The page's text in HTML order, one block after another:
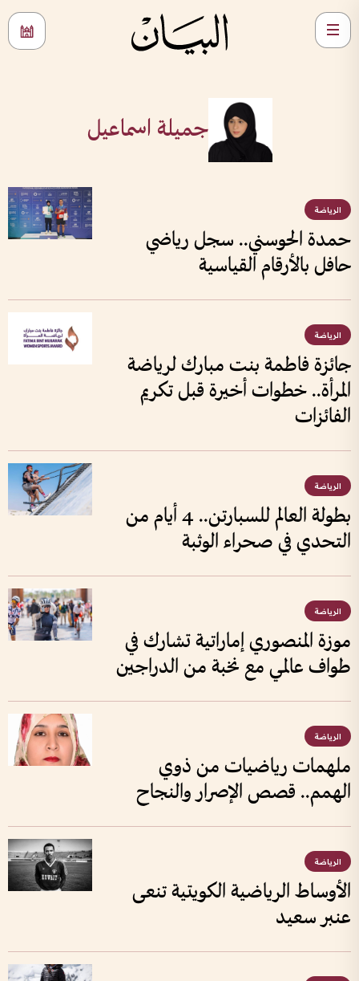
جميلة اسماعيل
الرياضة
حمدة الحوسني.. سجل رياضي
حافل بالأرقام القياسية
الرياضة
جائزة فاطمة بنت مبارك لرياضة
المرأة.. خطوات أخيرة قبل تكريم
الفائزات
الرياضة
بطولة العالم للسبارتن.. 4 أيام من
التحدي في صحراء الوثبة
الرياضة
موزة المنصوري إماراتية تشارك في
طواف عالمي مع نخبة من الدراجين
الرياضة
ملهمات رياضيات من ذوي
الهمم.. قصص الإصرار والنجاح
الرياضة
الأوساط الرياضية الكويتية تنعى
عنبر سعيد